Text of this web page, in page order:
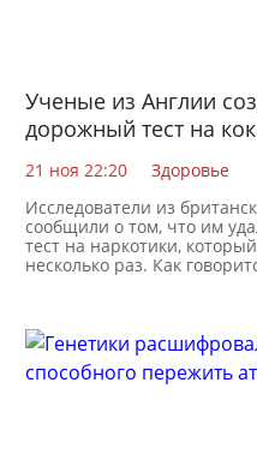
Ученые из Англии
дорожный тест на
21 ноя 22:20
Здоровье
Исследователи из
сообщили о том, что им
тест на наркотики,
несколько раз. Как